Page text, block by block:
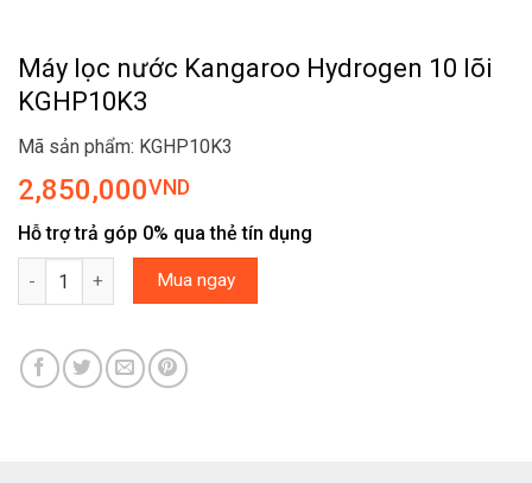
Máy lọc nước Kangaroo Hydrogen 10 lõi
KGHP10K3
Mã sản phẩm: KGHP10K3
2,850,000VND
Hỗ trợ trả góp 0% qua thẻ tín dụng
Máy lọc nước Kangaroo Hydrogen 10 lõi KGHP10K3 số lượng
Mua ngay